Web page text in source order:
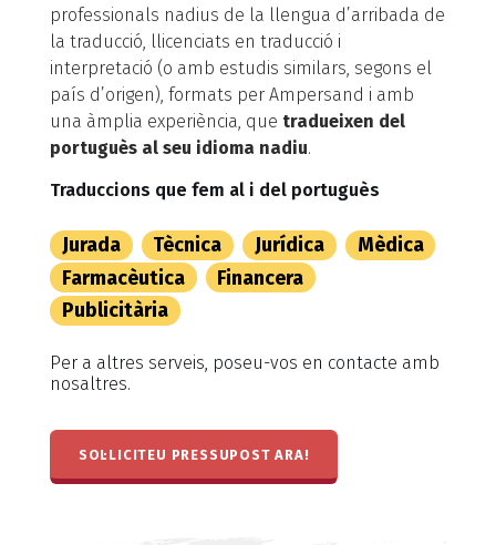
professionals nadius de la llengua d’arribada de
la traducció, llicenciats en traducció i
interpretació (o amb estudis similars, segons el
país d’origen), formats per Ampersand i amb
una àmplia experiència, que tradueixen del
portuguès al seu idioma nadiu.
Traduccions que fem al i del portuguès
Jurada Tècnica Jurídica
Mèdica
Farmacèutica
Financera
Publicitària
Per a altres serveis, poseu-vos en contacte amb
nosaltres.
SOL·LICITEU PRESSUPOST ARA!